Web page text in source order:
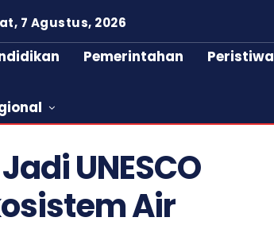
7 Agustus, 2026
Pemerintahan Peristiwa
UNESCO
Air